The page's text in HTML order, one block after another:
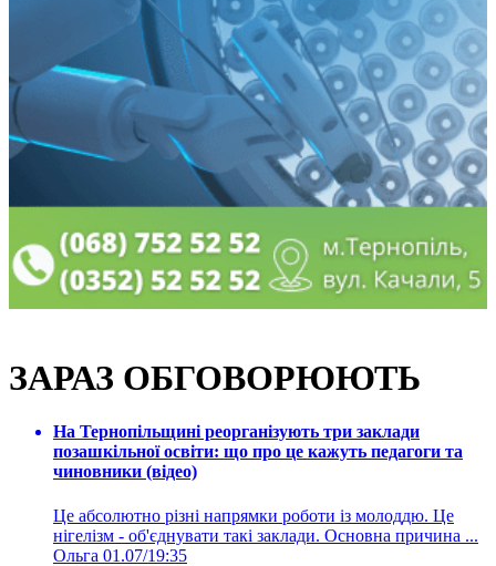
ЗАРАЗ ОБГОВОРЮЮТЬ
На Тернопільщині реорганізують три заклади
позашкільної освіти: що про це кажуть педагоги та
чиновники (відео)
Це абсолютно різні напрямки роботи із молоддю. Це
нігелізм - об'єднувати такі заклади. Основна причина ...
Ольга 01.07/19:35